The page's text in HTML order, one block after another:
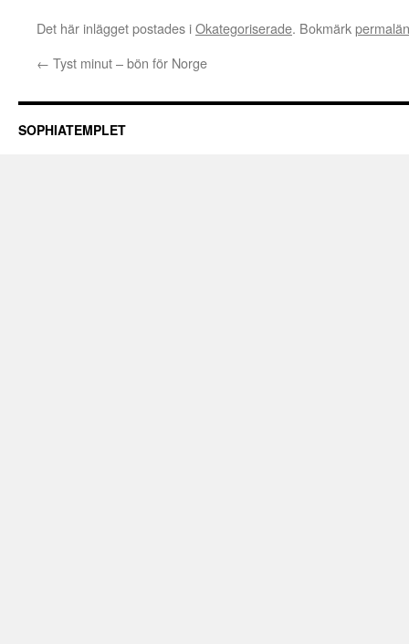
Det här inlägget postades iOkategoriserade. Bokmärk
← Tyst minut – bön för Norge
SOPHIATEMPLET